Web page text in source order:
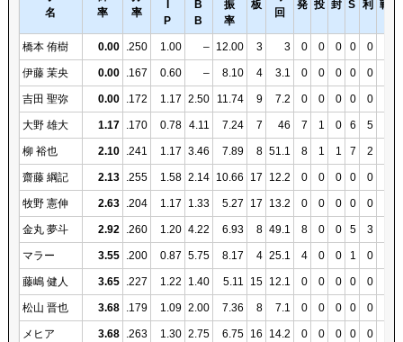
名
率
率
P
B
B
振
率
板
回
発 投 封 S 利
戦
橋本 侑樹 0.00 .250 1.00 – 12.00 3 3 0 0 0 0 0
伊藤 茉央 0.00 .167 0.60 – 8.10 4 3.1 0 0 0 0 0
吉田 聖弥 0.00 .172 1.17 2.50 11.74 9 7.2 0 0 0 0 0
大野 雄大 1.17 .170 0.78 4.11 7.24 7 46 7 1 0 6 5
柳 裕也 2.10 .241 1.17 3.46 7.89 8 51.1 8 1 1 7 2
齋藤 綱記 2.13 .255 1.58 2.14 10.66 17 12.2 0 0 0 0 0
牧野 憲伸 2.63 .204 1.17 1.33 5.27 17 13.2 0 0 0 0 0
金丸 夢斗 2.92 .260 1.20 4.22 6.93 8 49.1 8 0 0 5 3
マラー 3.55 .200 0.87 5.75 8.17 4 25.1 4 0 0 1 0
藤嶋 健人 3.65 .227 1.22 1.40 5.11 15 12.1 0 0 0 0 0
松山 晋也 3.68 .179 1.09 2.00 7.36 8 7.1 0 0 0 0 0
メヒア 3.68 .263 1.30 2.75 6.75 16 14.2 0 0 0 0 0